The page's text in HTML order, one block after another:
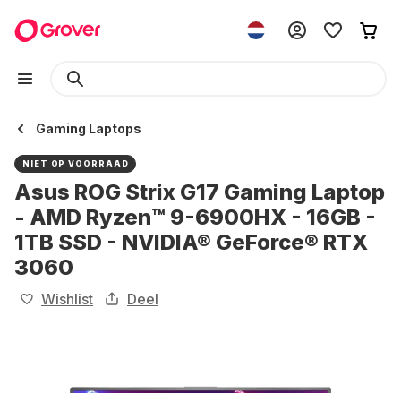
Gaming Laptops
NIET OP VOORRAAD
Asus ROG Strix G17 Gaming Laptop
- AMD Ryzen™ 9-6900HX - 16GB -
1TB SSD - NVIDIA® GeForce® RTX
3060
Wishlist Deel